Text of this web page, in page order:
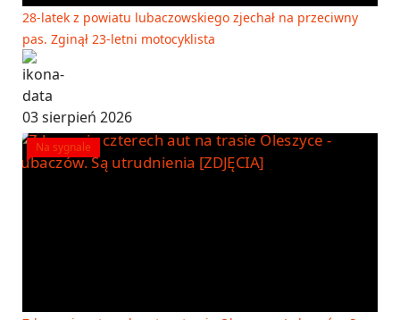
28-latek z powiatu lubaczowskiego zjechał na przeciwny
pas. Zginął 23-letni motocyklista
03 sierpień 2026
Na sygnale